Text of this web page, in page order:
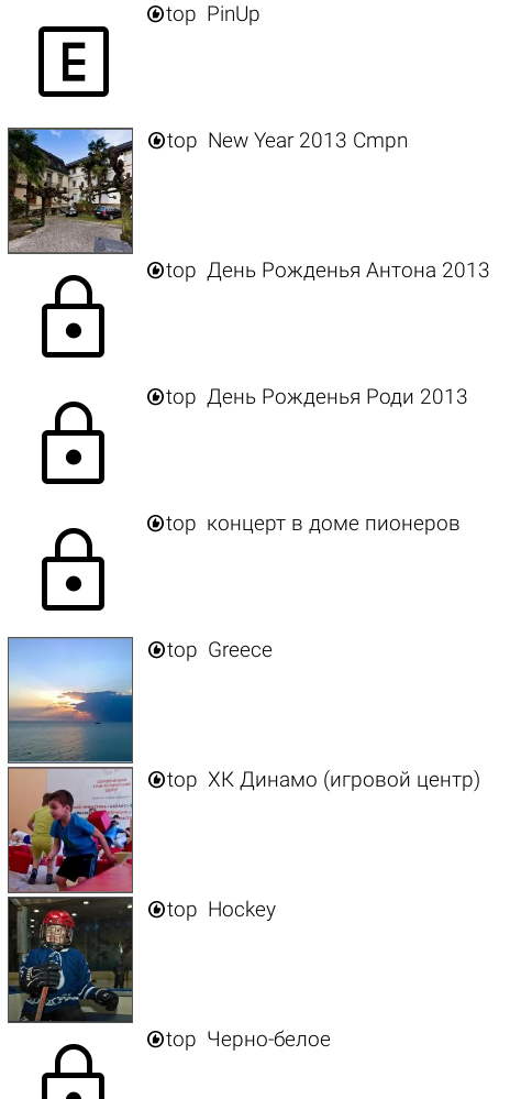
 top PinUp
top New Year 2013 Cmpn
lock top День Рожденья Антона 2013
lock top День Рожденья Роди 2013
lock top концерт в доме пионеров
top Greece
top ХК Динамо (игровой центр)
top Hockey
top Черно-белое